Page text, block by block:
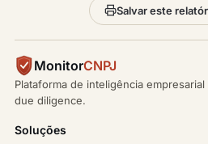
Salvar este
MonitorCNPJ
Plataforma de inteligência
due diligence.
Soluções